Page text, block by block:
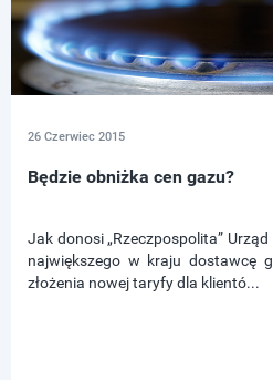
26 Czerwiec 2015
Będzie obniżka cen gazu?
Jak donosi „Rzeczpospolita”
największego w kraju dostawcę
złożenia nowej taryfy dla klientó...